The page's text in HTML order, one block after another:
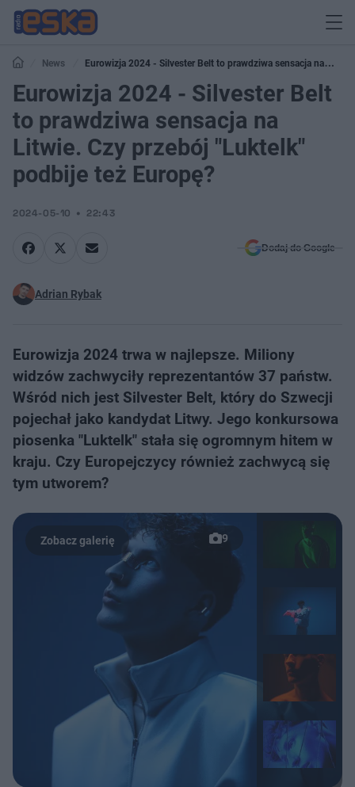
News
Eurowizja 2024 - Silvester Belt to prawdziwa sensacja na
Litwie. Czy przebój "Luktelk" podbije też Europę?
Eurowizja 2024 - Silvester Belt
to prawdziwa sensacja na
Litwie. Czy przebój "Luktelk"
podbije też Europę?
2024-05-10 22:43
Dodaj do Google
Adrian Rybak
Eurowizja 2024 trwa w najlepsze. Miliony
widzów zachwyciły reprezentantów 37 państw.
Wśród nich jest Silvester Belt, który do Szwecji
pojechał jako kandydat Litwy. Jego konkursowa
piosenka "Luktelk" stała się ogromnym hitem w
kraju. Czy Europejczycy również zachwycą się
tym utworem?
9